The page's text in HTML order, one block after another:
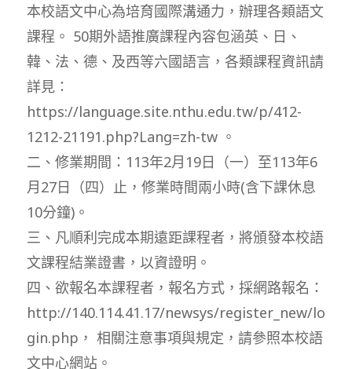
本校語文中心為培育國際溝通力，辦理各類語文
課程。 50期外語推廣課程內容包涵英、日、
韓、法、德、及西等六國語言，各類課程資訊請
詳見：
https://language.site.nthu.edu.tw/p/412-
1212-21191.php?Lang=zh-tw 。
二、修業期間：113年2月19日（一）至113年6
月27日（四）止，修業時間兩小時(含下課休息
10分鐘)。
三、凡順利完成本期遠距課程者，將頒發本校語
文課程結業證書，以資證明。
四、欲報名本課程者，報名方式，採網路報名：
http://140.114.41.17/newsys/register_new/lo
gin.php， 相關注意事項與規定，請參照本校語
文中心網站。